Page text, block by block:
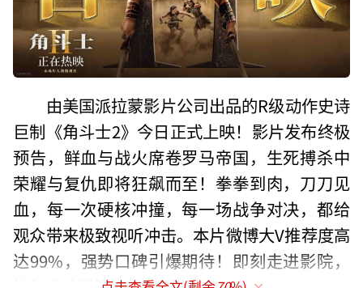
由美国派拉蒙影片公司出品的R级动作史诗
巨制《角斗士2》今日正式上映！影片发布终极
预告，鲜血与战火席卷罗马帝国，生死搏杀中
荣耀与复仇即将狂飙而至！拳拳到肉，刀刀见
血，每一次硬核冲撞，每一场战争对决，都给
观众带来极致视听冲击。本片微博大V推荐度高
达99%，强势口碑引爆期待！即刻走进影院，